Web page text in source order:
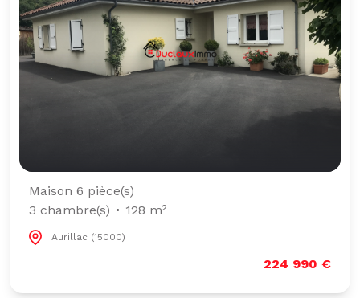
Maison 6 pièce(s)
3 chambre(s)
128 m²
Aurillac (15000)
224 990 €